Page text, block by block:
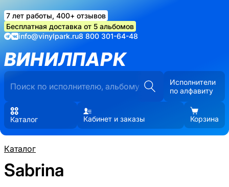
7 лет работы, 400+ отзывов
Бесплатная доставка от 5 альбомов
info@vinylpark.ru8 800 301-64-48
ВИНИЛПАРК
Исполнители
по алфавиту
Каталог Кабинет и заказы Корзина
Каталог
Sabrina